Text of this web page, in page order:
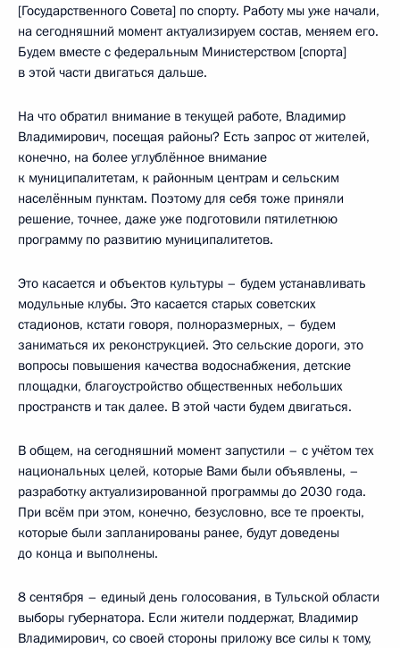
[Государственного Совета] по спорту. Работу мы уже начали,
на сегодняшний момент актуализируем состав, меняем его.
Будем вместе с федеральным Министерством [спорта]
в этой части двигаться дальше.
На что обратил внимание в текущей работе, Владимир
Владимирович, посещая районы? Есть запрос от жителей,
конечно, на более углублённое внимание
к муниципалитетам, к районным центрам и сельским
населённым пунктам. Поэтому для себя тоже приняли
решение, точнее, даже уже подготовили пятилетнюю
программу по развитию муниципалитетов.
Это касается и объектов культуры – будем устанавливать
модульные клубы. Это касается старых советских
стадионов, кстати говоря, полноразмерных, – будем
заниматься их реконструкцией. Это сельские дороги, это
вопросы повышения качества водоснабжения, детские
площадки, благоустройство общественных небольших
пространств и так далее. В этой части будем двигаться.
В общем, на сегодняшний момент запустили – с учётом тех
национальных целей, которые Вами были объявлены, –
разработку актуализированной программы до 2030 года.
При всём при этом, конечно, безусловно, все те проекты,
которые были запланированы ранее, будут доведены
до конца и выполнены.
8 сентября – единый день голосования, в Тульской области
выборы губернатора. Если жители поддержат, Владимир
Владимирович, со своей стороны приложу все силы к тому,